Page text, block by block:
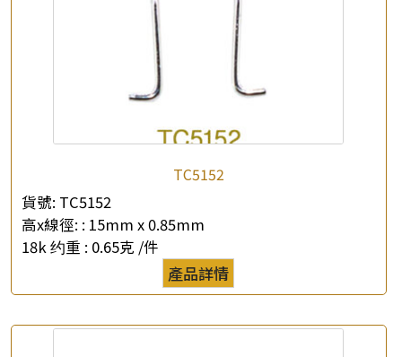
×
*你的名字
公司名稱
TC5152
貨號: TC5152
高x線徑: : 15mm x 0.85mm
18k 约重 : 0.65克 /件
產品詳情